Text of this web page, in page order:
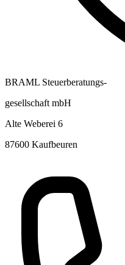
BRAML Steuerberatungs-
gesellschaft mbH
Alte Weberei 6
87600 Kaufbeuren